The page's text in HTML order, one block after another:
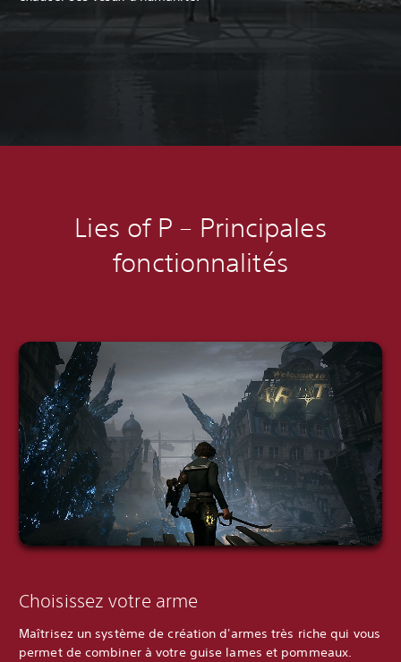
Lies of P– Principales
fonctionnalités
Choisissez votre arme
Maîtrisez un système de création d'armes très riche qui vous
permet de combiner à votre guise lames et pommeaux.